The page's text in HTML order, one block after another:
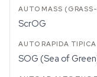
ScrOG
SOG (Sea of